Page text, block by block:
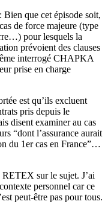
que cet épisode soit,
de force majeure (type
pour lesquels la
prévoient des clauses
interrogé CHAPKA
prise en charge
est qu’ils excluent
pris depuis le
disent examiner au cas
“dont l’assurance aurait
du 1er cas en France”…
sur le sujet. J’ai
personnel car ce
peut-être pas pour tous.